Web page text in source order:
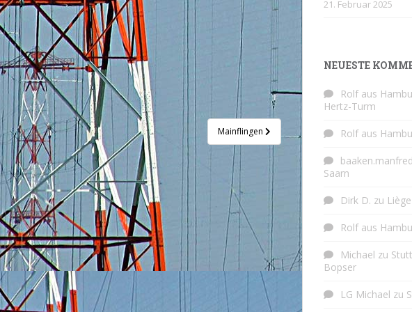
Mainflingen
21. Februar 2025
NEUESTE
Rolf aus
Hertz-Turm
Rolf aus
Saarn
Dirk D. zu
Rolf aus
Michael zu
Bopser
LG Michael zu